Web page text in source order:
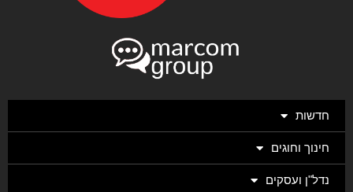
חדשות
חינוך וחוגים
נדל"ן ועסקים